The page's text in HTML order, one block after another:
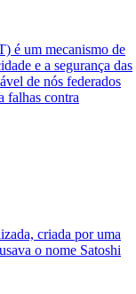
é um mecanismo de
e a segurança das
de nós federados
falhas contra
criada por uma
o nome Satoshi